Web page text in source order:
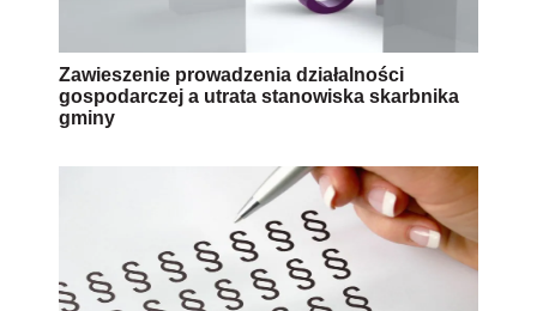
Zawieszenie prowadzenia działalności
gospodarczej a utrata stanowiska skarbnika
gminy